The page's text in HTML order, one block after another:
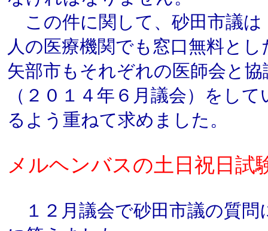
この件に関して、砂田市議は
人の医療機関でも窓口無料と
矢部市もそれぞれの医師会と
（２０１４年６月議会）をし
るよう重ねて求めました。
メルヘンバスの土日祝日試
１２月議会で砂田市議の質問